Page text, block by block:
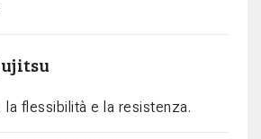
la flessibilità e la resistenza.